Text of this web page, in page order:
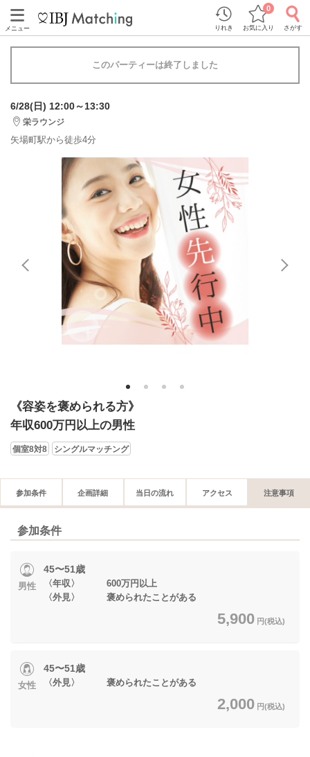
メニュー りれき お気に入り
0
さがす
このパーティーは終了しました
6/28(日) 12:00～13:30
栄ラウンジ
矢場町駅から徒歩4分
1 2 3 4
《容姿を褒められる方》
年収600万円以上の男性
個室8対8 シングルマッチング
参加条件 企画詳細 当日の流れ アクセス 注意事項
参加条件
男性
45〜51歳
〈年収〉 600万円以上
〈外見〉 褒められたことがある
5,900 円(税込)
女性
45〜51歳
〈外見〉 褒められたことがある
2,000 円(税込)